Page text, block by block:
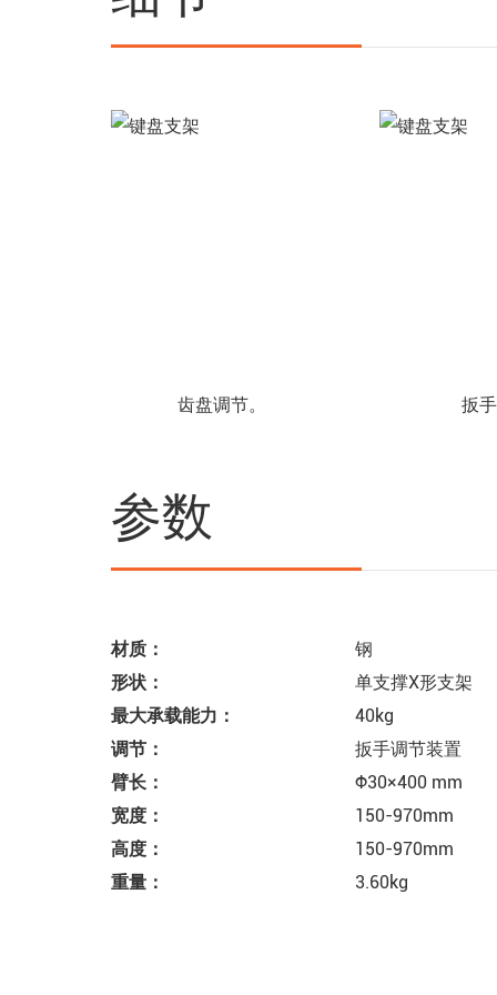
齿盘调节。 扳
参数
材质：
钢
形状： 单支撑X形支架
最大承载能力：
40kg
调节：
扳手调节装置
臂长：
Φ30×400 mm
宽度：
150-970mm
高度： 150-970mm
重量：
3.60kg